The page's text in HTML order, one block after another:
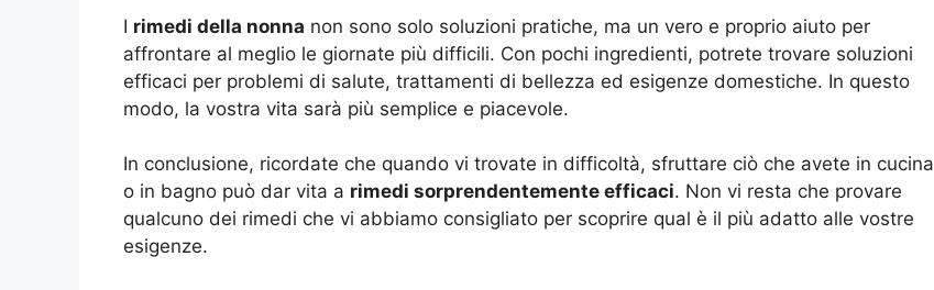
I rimedi della nonna non sono solo soluzioni pratiche, ma un vero e proprio aiuto per
affrontare al meglio le giornate più difficili. Con pochi ingredienti, potrete trovare soluzioni
efficaci per problemi di salute, trattamenti di bellezza ed esigenze domestiche. In questo
modo, la vostra vita sarà più semplice e piacevole.
In conclusione, ricordate che quando vi trovate in difficoltà, sfruttare ciò che avete in cucina
o in bagno può dar vita a rimedi sorprendentemente efficaci. Non vi resta che provare
qualcuno dei rimedi che vi abbiamo consigliato per scoprire qual è il più adatto alle vostre
esigenze.